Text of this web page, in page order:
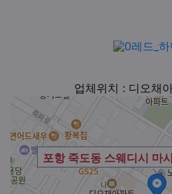
업체위치 : 디오채
포항 죽도동 스웨디시 마